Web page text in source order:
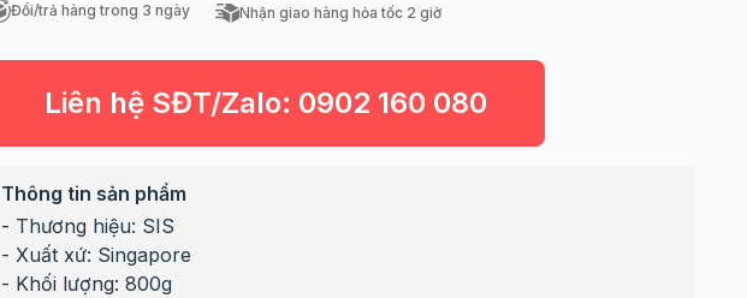
Đổi/trả hàng trong 3 ngày Nhận giao hàng hỏa tốc 2 giờ
Liên hệ SĐT/Zalo: 0902 160 080
Thông tin sản phẩm
- Thương hiệu: SIS
- Xuất xứ: Singapore
- Khối lượng: 800g